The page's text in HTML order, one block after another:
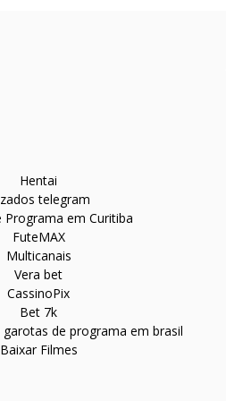
Hentai
telegram
Programa em Curitiba
FuteMAX
Multicanais
Vera bet
CassinoPix
Bet 7k
de programa em brasil
Baixar Filmes